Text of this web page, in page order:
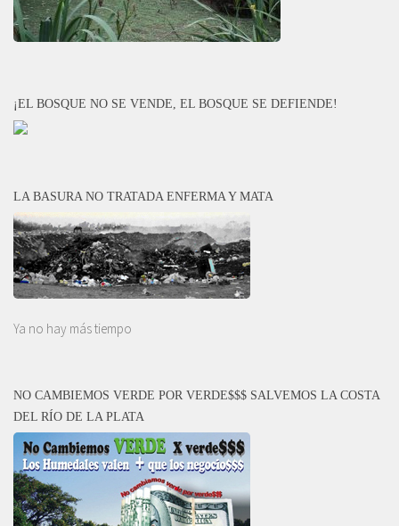
¡EL BOSQUE NO SE VENDE, EL BOSQUE SE DEFIENDE!
LA BASURA NO TRATADA ENFERMA Y MATA
Ya no hay más tiempo
NO CAMBIEMOS VERDE POR VERDE$$$ SALVEMOS LA COSTA
DEL RÍO DE LA PLATA